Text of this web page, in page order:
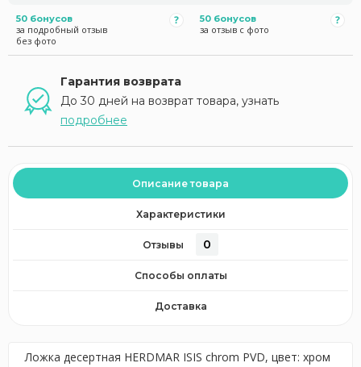
50 бонусов
за подробный отзыв
без фото
50 бонусов
за отзыв с фото
Гарантия возврата
До 30 дней на возврат товара, узнать
подробнее
Описание товара
Характеристики
Отзывы 0
Способы оплаты
Доставка
Ложка десертная HERDMAR ISIS chrom PVD, цвет: хром